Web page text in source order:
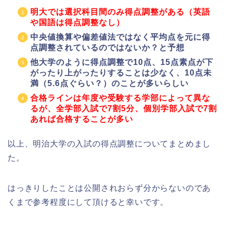
明大では選択科目間のみ得点調整がある（英語
や国語は得点調整なし）
中央値換算や偏差値法ではなく平均点を元に得
点調整されているのではないか？と予想
他大学のように得点調整で10点、15点素点が下
がったり上がったりすることは少なく、10点未
満（5.6点ぐらい？）のことが多いらしい
合格ラインは年度や受験する学部によって異な
るが、全学部入試で7割5分、個別学部入試で7割
あれば合格することが多い
以上、明治大学の入試の得点調整についてまとめまし
た。
はっきりしたことは公開されおらず分からないのであ
くまで参考程度にして頂けると幸いです。